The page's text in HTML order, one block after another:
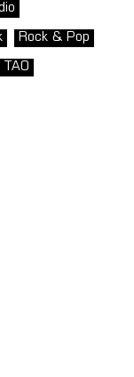
Rock & Pop
TAO